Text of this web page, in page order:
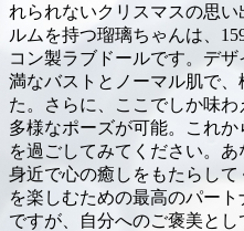
れられないクリスマスの思
ルムを持つ瑠璃ちゃんは、
コン製ラブドールです。デ
満なバストとノーマル肌で
た。さらに、ここでしか味わ
多様なポーズが可能。これ
を過ごしてみてください。あ
身近で心の癒しをもたらし
を楽しむための最高のパー
ですが、自分へのご褒美と